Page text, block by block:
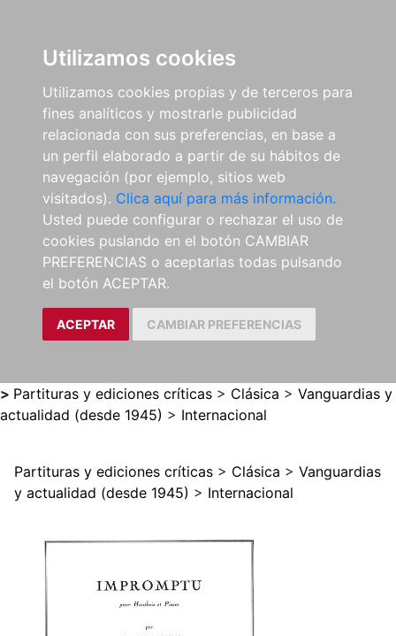
Utilizamos cookies
Utilizamos cookies propias y de terceros para
fines analíticos y mostrarle publicidad
relacionada con sus preferencias, en base a
un perfil elaborado a partir de su hábitos de
navegación (por ejemplo, sitios web
visitados). Clica aquí para más información.
Usted puede configurar o rechazar el uso de
cookies puslando en el botón CAMBIAR
PREFERENCIAS o aceptarlas todas pulsando
el botón ACEPTAR.
ACEPTAR CAMBIAR PREFERENCIAS
> Partituras y ediciones críticas > Clásica > Vanguardias y
actualidad (desde 1945) > Internacional
Partituras y ediciones críticas > Clásica > Vanguardias
y actualidad (desde 1945) > Internacional